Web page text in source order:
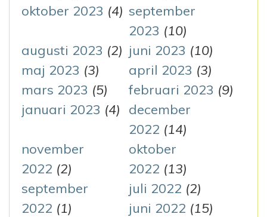
oktober 2023 (4) september
2023 (10)
augusti 2023 (2) juni 2023 (10)
maj 2023 (3) april 2023 (3)
mars 2023 (5) februari 2023 (9)
januari 2023 (4)
december
2022 (14)
november
2022 (2)
oktober
2022 (13)
september
2022 (1)
juli 2022 (2)
juni 2022 (15)